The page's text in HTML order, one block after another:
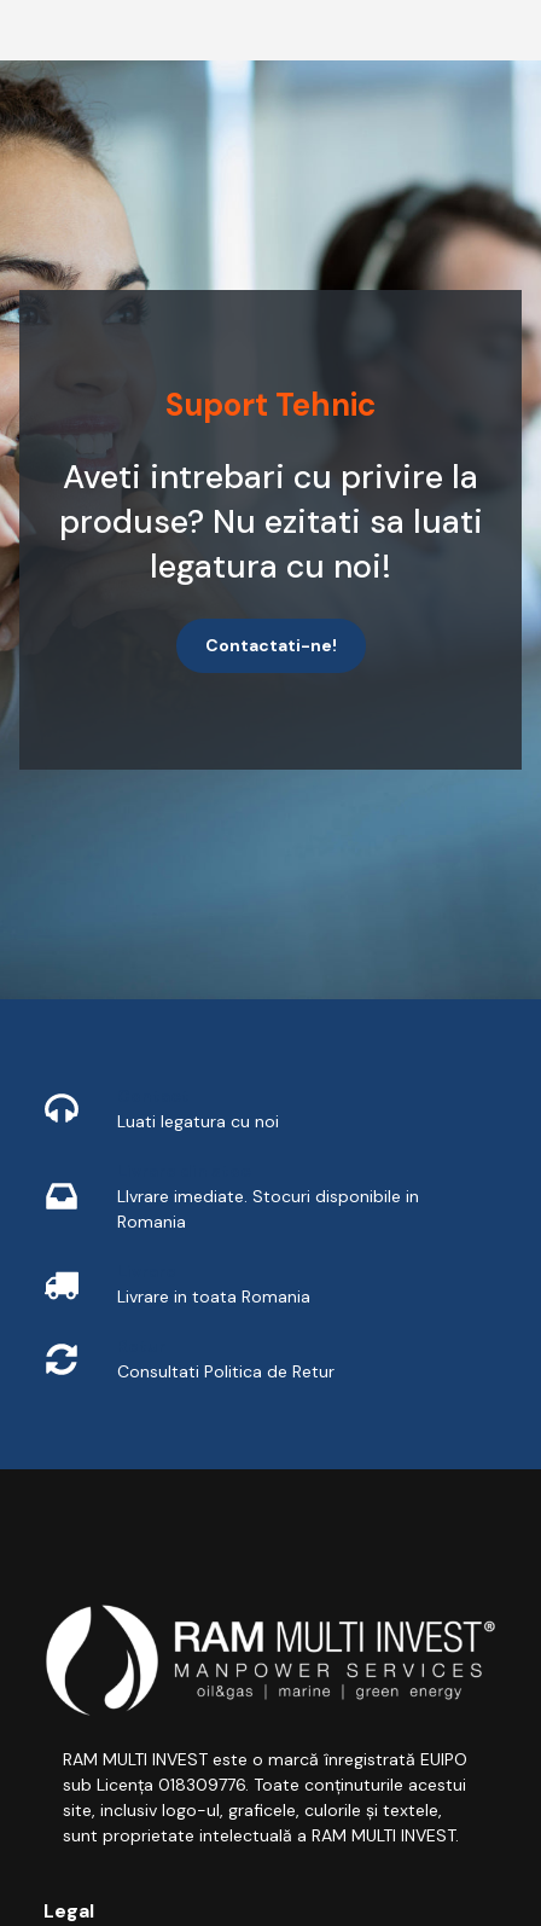
Suport Tehnic
Aveti intrebari cu privire la
produse? Nu ezitati sa luati
legatura cu noi!
Contactati-ne!
Luati legatura cu noi
LIvrare imediate. Stocuri disponibile in
Romania
Livrare in toata Romania
Consultati Politica de Retur
RAM MULTI INVEST este o marcă înregistrată EUIPO
sub Licența 018309776. Toate conținuturile acestui
site, inclusiv logo-ul, graficele, culorile și textele,
sunt proprietate intelectuală a RAM MULTI INVEST.
Legal